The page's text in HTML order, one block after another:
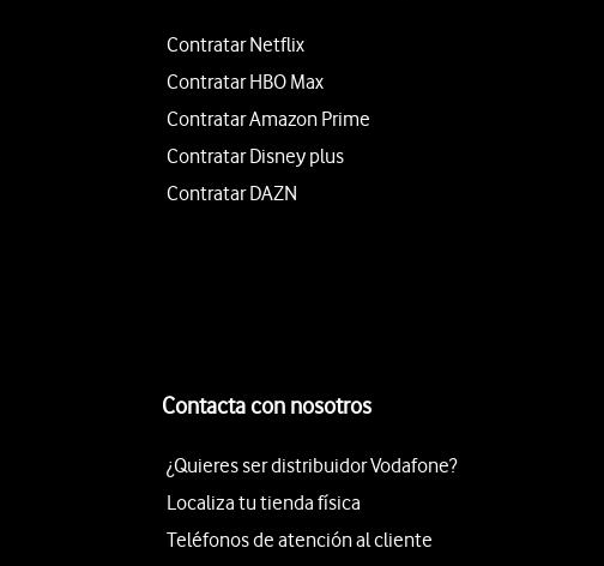
Contratar Netflix
Contratar HBO Max
Contratar Amazon Prime
Contratar Disney plus
Contratar DAZN
Contacta con nosotros
¿Quieres ser distribuidor Vodafone?
Localiza tu tienda física
Teléfonos de atención al cliente